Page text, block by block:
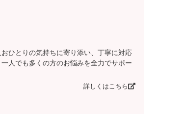
ひとりの気持ちに寄り添い、丁寧に対応
人でも多くの方のお悩みを全力でサポー
詳しくはこちら